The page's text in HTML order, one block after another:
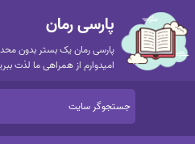
پارسی رمان
پارسی رمان یک بستر بدون
امیدوارم از همراهی ما لذت